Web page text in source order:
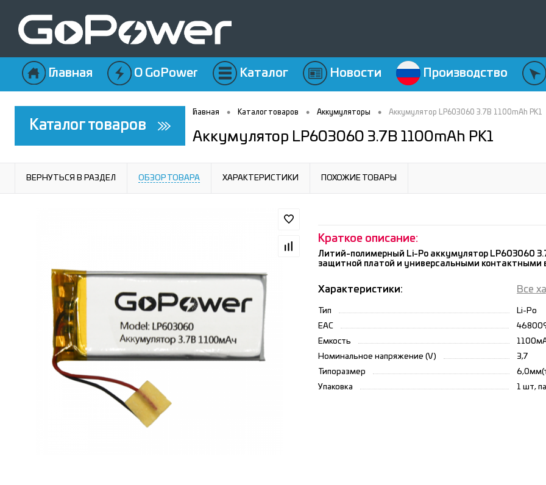
Главная О GoPower Каталог Новости Производство
Каталог товаров
Главная • Каталог товаров • Аккумуляторы • Аккумулятор LP603060 3.7В 1100mAh PK1
Аккумулятор LP603060 3.7В 1100mAh PK1
ВЕРНУТЬСЯ В РАЗДЕЛ ОБЗОР ТОВАРА ХАРАКТЕРИСТИКИ ПОХОЖИЕ ТОВАРЫ
Краткое описание:
Литий-полимерный Li-Po аккумулятор LP603060
защитной платой и универсальными контактными
Характеристики: Все
Тип
Li-Po
ЕАС
Емкость
Номинальное напряжение (V)
3,7
Типоразмер
Упаковка
1 шт,